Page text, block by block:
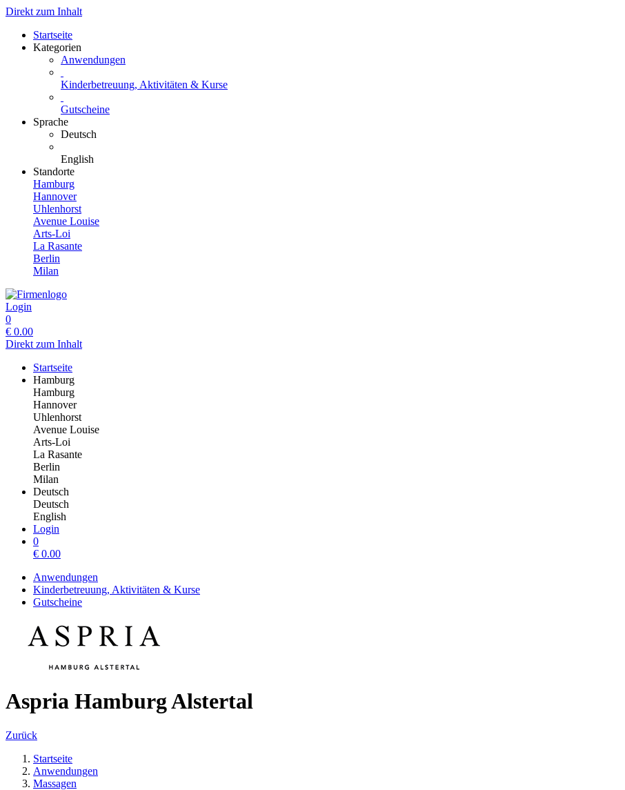
Direkt zum Inhalt
Startseite
Kategorien
Anwendungen
Kinderbetreuung, Aktivitäten & Kurse
Gutscheine
Sprache
Deutsch
English
Standorte
Hamburg
Hannover
Uhlenhorst
Avenue Louise
Arts-Loi
La Rasante
Berlin
Milan
Login
0
€ 0.00
Direkt zum Inhalt
Startseite
Hamburg
Hamburg
Hannover
Uhlenhorst
Avenue Louise
Arts-Loi
La Rasante
Berlin
Milan
Deutsch
Deutsch
English
Login
0
€ 0.00
Anwendungen
Kinderbetreuung, Aktivitäten & Kurse
Gutscheine
Aspria Hamburg Alstertal
Zurück
Startseite
Anwendungen
Massagen